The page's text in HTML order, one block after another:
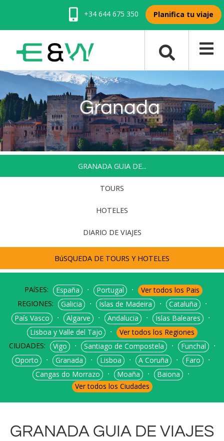
+34 644 675 350 Planifica tu viaje
Granada
GRANADA GUIA DE...
TOURS
HOTELES
DIARIO DE VIAJES
BúSQUEDA DE TOURS Y HOTELES
PAíSES: España ⋅ Portugal ⋅
Ver todos los Pais
REGIONES:
Galicia ⋅ Islas de Madeira ⋅ Cataluña
⋅
País Vasco
⋅ Algarve ⋅ Andalucia ⋅ Islas Baleares
⋅
Lisboa y Valle del Tajo
⋅
Ver todos los Regiones
CIUDADES:
Vigo ⋅ Santiago de Compostela ⋅ Funchal
⋅
Oporto
⋅ Granada ⋅ Lisboa ⋅ A Coruña ⋅ Faro
⋅
Cangas do Morrazo
⋅ Moaña ⋅ Baiona
⋅
Ver todos los Ciudades
GRANADA GUIA DE VIAJES